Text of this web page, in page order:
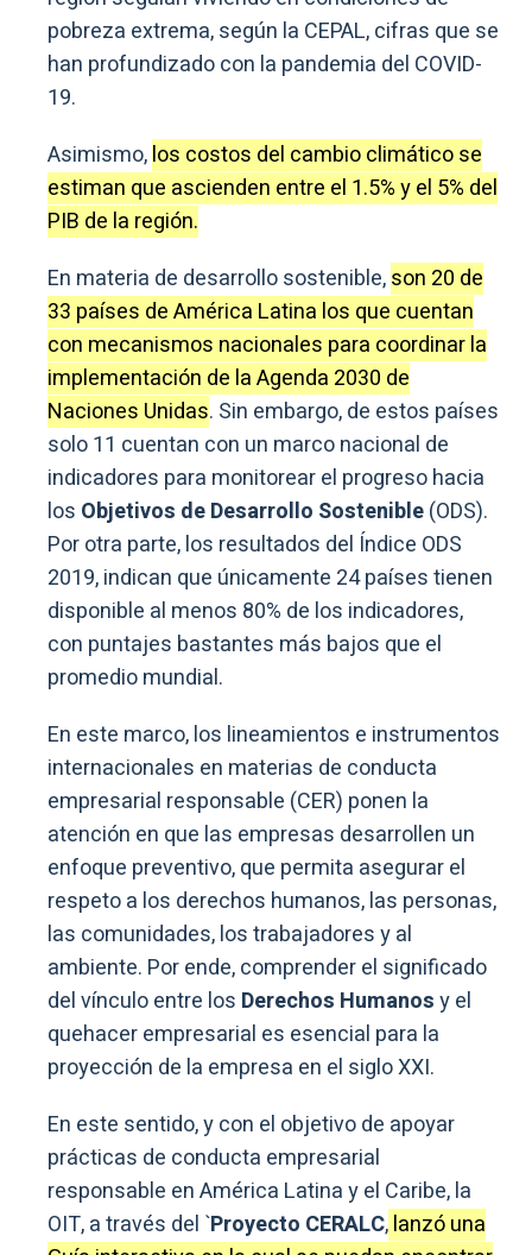
pobreza extrema, según la CEPAL, cifras que se
han profundizado con la pandemia del COVID-
19.
Asimismo,los costos del cambio climático se
estiman que ascienden entre el 1.5% y el 5% del
PIB de la región.
En materia de desarrollo sostenible,son 20 de
33 países de América Latina los que cuentan
con mecanismos nacionales para coordinar la
implementación de la Agenda 2030 de
Naciones Unidas. Sin embargo, de estos países
solo 11 cuentan con un marco nacional de
indicadores para monitorear el progreso hacia
los Objetivos de Desarrollo Sostenible(ODS).
Por otra parte, los resultados del Índice ODS
2019, indican que únicamente 24 países tienen
disponible al menos 80% de los indicadores,
con puntajes bastantes más bajos que el
promedio mundial.
En este marco, los lineamientos e instrumentos
internacionales en materias de conducta
empresarial responsable (CER) ponen la
atención en que las empresas desarrollen un
enfoque preventivo, que permita asegurar el
respeto a los derechos humanos, las personas,
las comunidades, los trabajadores y al
ambiente. Por ende, comprender el significado
del vínculo entre los Derechos Humanosy el
quehacer empresarial es esencial para la
proyección de la empresa en el siglo XXI.
En este sentido, y con el objetivo de apoyar
prácticas de conducta empresarial
responsable en América Latina y el Caribe, la
OIT, a través del `Proyecto CERALC,lanzó una